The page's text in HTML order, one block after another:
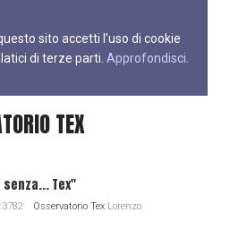
sito accetti l’uso di cookie
di terze parti. Approfondisci
TEX
Tex"
Osservatorio Tex Lorenzo